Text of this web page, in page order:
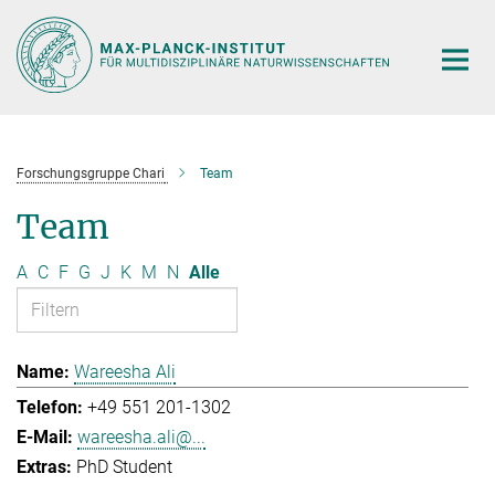
Hauptinhalt
Forschungsgruppe Chari Team
Team
A C F G J K M N Alle
Wareesha Ali
+49 551 201-1302
wareesha.ali@...
PhD Student